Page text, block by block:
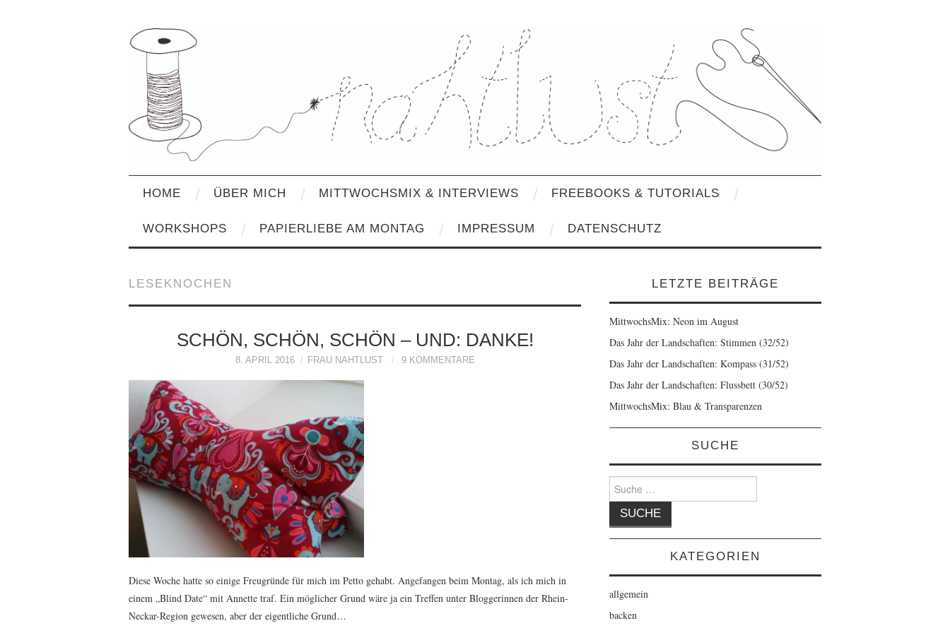
HOME ÜBER MICH MITTWOCHSMIX & INTERVIEWS FREEBOOKS & TUTORIALS
WORKSHOPS PAPIERLIEBE AM MONTAG IMPRESSUM DATENSCHUTZ
LESEKNOCHEN
SCHÖN, SCHÖN, SCHÖN – UND: DANKE!
8. APRIL 2016 FRAU NAHTLUST 9 KOMMENTARE
Diese Woche hatte so einige Freugründe für mich im Petto gehabt. Angefangen beim Montag, als ich mich in
einem „Blind Date“ mit Annette traf. Ein möglicher Grund wäre ja ein Treffen unter Bloggerinnen der Rhein-
Neckar-Region gewesen, aber der eigentliche Grund…
LETZTE BEITRÄGE
MittwochsMix: Neon im August
Das Jahr der Landschaften: Stimmen (32/52)
Das Jahr der Landschaften: Kompass (31/52)
Das Jahr der Landschaften: Flussbett (30/52)
MittwochsMix: Blau & Transparenzen
SUCHE
Suche
nach:
KATEGORIEN
allgemein
backen